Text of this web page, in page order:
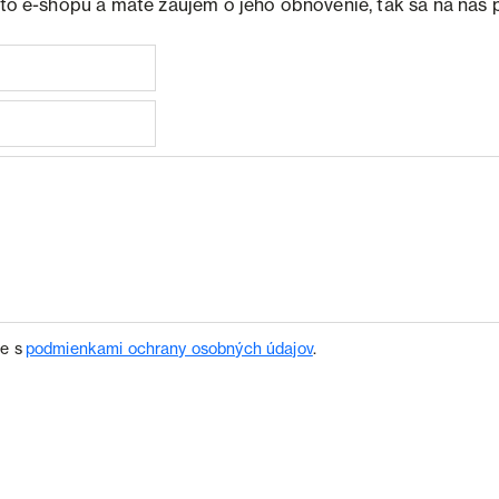
e-shopu a máte záujem o jeho obnovenie, tak sa na nás
spodmienkami ochrany osobných údajov.